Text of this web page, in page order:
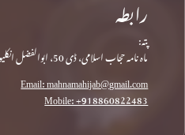
رابطہ
پتہ:
ماہ نامہ حجاب اسلامی، ڈی 50، ابوالفضل انکلیو، جامعہ نگر، نئی دہلی-25
Email: mahnamahijab@gmail.com
Mobile: +918860822483